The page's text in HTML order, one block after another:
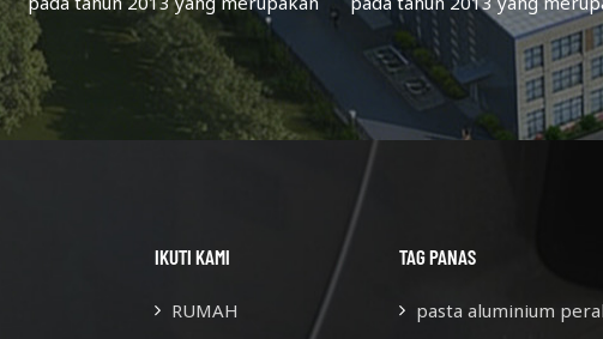
produsen pigmen aluminium yang
berfokus pada kualitas & inovasi.
Setelah upaya terus menerus, staf
yang ada lebih dari 60.
produsen pigmen aluminium
berfokus pada kualitas &
Setelah upaya terus
yang ada lebih dari 60.
IKUTI KAMI
RUMAH
TAG PANAS
pasta aluminium